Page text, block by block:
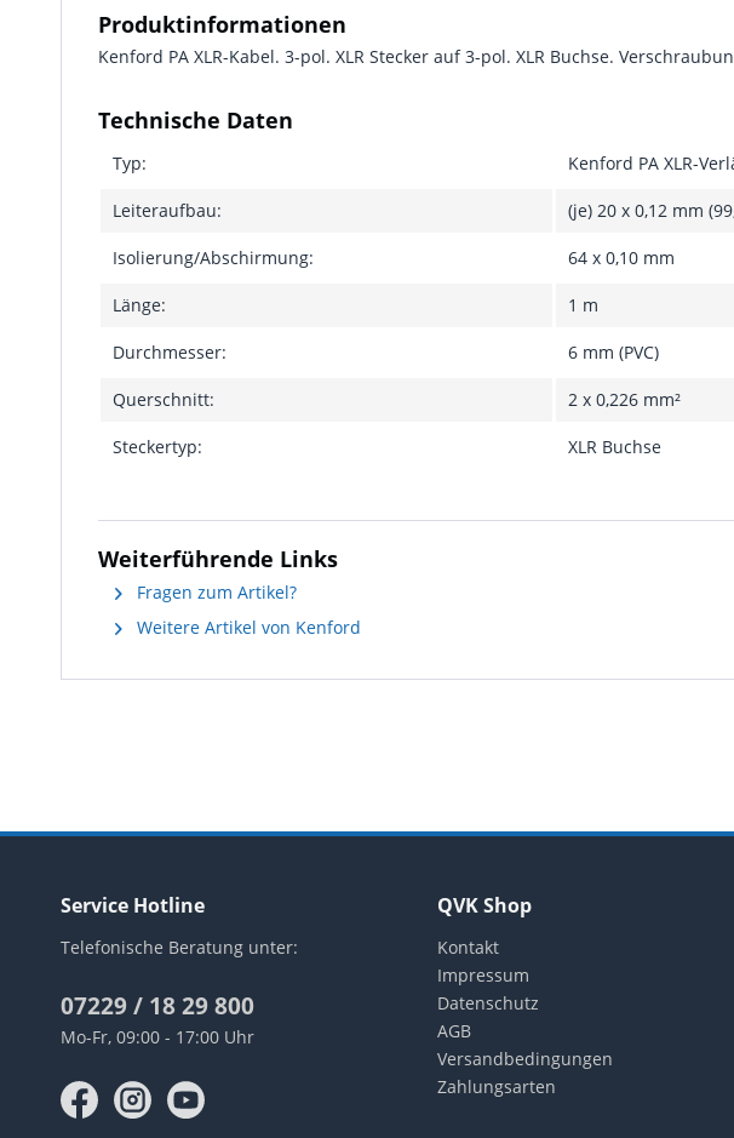
Produktinformationen
Kenford PA XLR-Kabel. 3-pol. XLR Stecker auf 3-pol. XLR Buchse.
Technische Daten
Typ: Kenford PA XLR-
Leiteraufbau: (je) 20 x 0,12 mm
Isolierung/Abschirmung: 64 x 0,10 mm
Länge: 1 m
Durchmesser: 6 mm (PVC)
Querschnitt: 2 x 0,226 mm²
Steckertyp: XLR Buchse
Weiterführende Links
Fragen zum Artikel?
Weitere Artikel von Kenford
Service Hotline
Telefonische Beratung unter:
07229 / 18 29 800
Mo-Fr, 09:00 - 17:00 Uhr
QVK Shop
Kontakt
Impressum
Datenschutz
AGB
Versandbedingungen
Zahlungsarten